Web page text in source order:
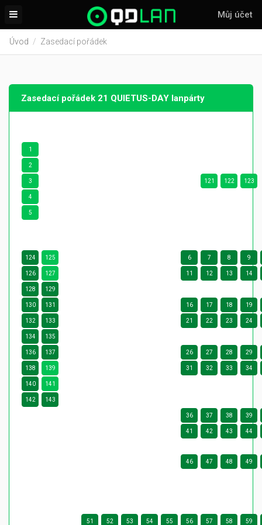
Můj účet
Úvod Zasedací pořádek
Zasedací pořádek 21 QUIETUS-DAY lanpárty
1
2
3 121 122 123
4
5
124 125 6 7 8 9
126 127 11 12 13 14
128 129
130 131 16 17 18 19
132 133 21 22 23 24
134 135
136 137 26 27 28 29
138 139 31 32 33 34
140 141
142 143
36 37 38 39
41 42 43 44
46 47 48 49
51 52 53 54 55 56 57 58 59